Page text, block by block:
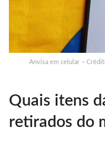
Anvisa em celular –
Quais itens
retirados do